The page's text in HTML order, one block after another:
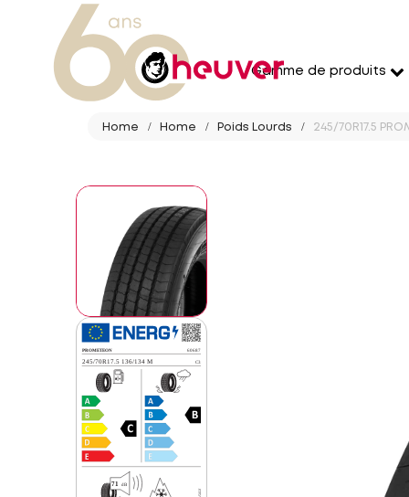
Gamme de produits
Home Home Poids Lourds 245/70R17.5